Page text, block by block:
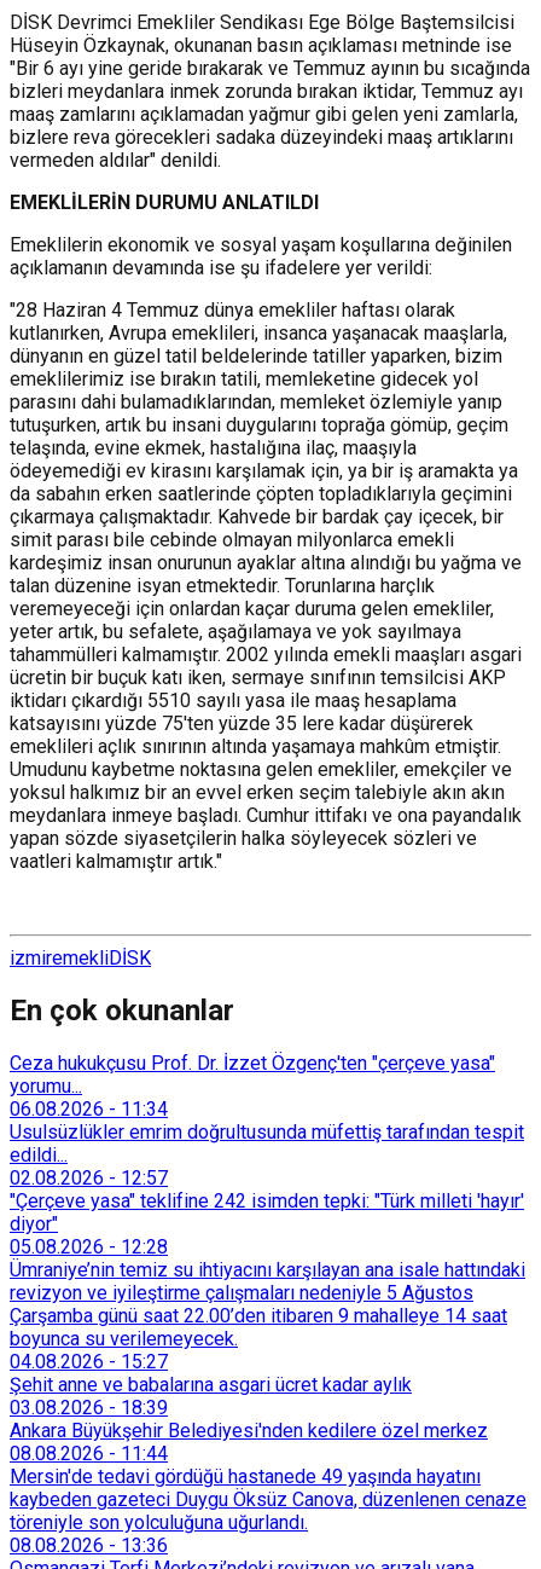
DİSK Devrimci Emekliler Sendikası Ege Bölge Baştemsilcisi
Hüseyin Özkaynak, okunanan basın açıklaması metninde ise
"Bir 6 ayı yine geride bırakarak ve Temmuz ayının bu sıcağında
bizleri meydanlara inmek zorunda bırakan iktidar, Temmuz ayı
maaş zamlarını açıklamadan yağmur gibi gelen yeni zamlarla,
bizlere reva görecekleri sadaka düzeyindeki maaş artıklarını
vermeden aldılar" denildi.
EMEKLİLERİN DURUMU ANLATILDI
Emeklilerin ekonomik ve sosyal yaşam koşullarına değinilen
açıklamanın devamında ise şu ifadelere yer verildi:
"28 Haziran 4 Temmuz dünya emekliler haftası olarak
kutlanırken, Avrupa emeklileri, insanca yaşanacak maaşlarla,
dünyanın en güzel tatil beldelerinde tatiller yaparken, bizim
emeklilerimiz ise bırakın tatili, memleketine gidecek yol
parasını dahi bulamadıklarından, memleket özlemiyle yanıp
tutuşurken, artık bu insani duygularını toprağa gömüp, geçim
telaşında, evine ekmek, hastalığına ilaç, maaşıyla
ödeyemediği ev kirasını karşılamak için, ya bir iş aramakta ya
da sabahın erken saatlerinde çöpten topladıklarıyla geçimini
çıkarmaya çalışmaktadır. Kahvede bir bardak çay içecek, bir
simit parası bile cebinde olmayan milyonlarca emekli
kardeşimiz insan onurunun ayaklar altına alındığı bu yağma ve
talan düzenine isyan etmektedir. Torunlarına harçlık
veremeyeceği için onlardan kaçar duruma gelen emekliler,
yeter artık, bu sefalete, aşağılamaya ve yok sayılmaya
tahammülleri kalmamıştır. 2002 yılında emekli maaşları asgari
ücretin bir buçuk katı iken, sermaye sınıfının temsilcisi AKP
iktidarı çıkardığı 5510 sayılı yasa ile maaş hesaplama
katsayısını yüzde 75'ten yüzde 35 lere kadar düşürerek
emeklileri açlık sınırının altında yaşamaya mahkûm etmiştir.
Umudunu kaybetme noktasına gelen emekliler, emekçiler ve
yoksul halkımız bir an evvel erken seçim talebiyle akın akın
meydanlara inmeye başladı. Cumhur ittifakı ve ona payandalık
yapan sözde siyasetçilerin halka söyleyecek sözleri ve
vaatleri kalmamıştır artık."
izmiremekliDİSK
En çok okunanlar
Ceza hukukçusu Prof. Dr. İzzet Özgenç'ten "çerçeve yasa"
yorumu...
06.08.2026 - 11:34
Usulsüzlükler emrim doğrultusunda müfettiş tarafından tespit
edildi...
02.08.2026 - 12:57
"Çerçeve yasa" teklifine 242 isimden tepki: "Türk milleti 'hayır'
diyor"
05.08.2026 - 12:28
Ümraniye’nin temiz su ihtiyacını karşılayan ana isale hattındaki
revizyon ve iyileştirme çalışmaları nedeniyle 5 Ağustos
Çarşamba günü saat 22.00’den itibaren 9 mahalleye 14 saat
boyunca su verilemeyecek.
04.08.2026 - 15:27
Şehit anne ve babalarına asgari ücret kadar aylık
03.08.2026 - 18:39
Ankara Büyükşehir Belediyesi'nden kedilere özel merkez
08.08.2026 - 11:44
Mersin'de tedavi gördüğü hastanede 49 yaşında hayatını
kaybeden gazeteci Duygu Öksüz Canova, düzenlenen cenaze
töreniyle son yolculuğuna uğurlandı.
08.08.2026 - 13:36